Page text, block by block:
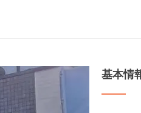
基本情